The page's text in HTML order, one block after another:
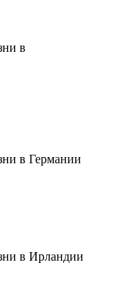
в
в Германии
в Ирландии